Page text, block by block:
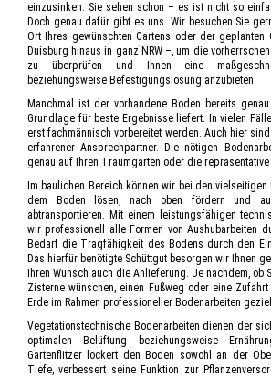
einzusinken. Sie sehen schon – es ist nicht so
Doch genau dafür gibt es uns. Wir besuchen Sie
Ort Ihres gewünschten Gartens oder der geplanten
Duisburg hinaus in ganz NRW –, um die
zu überprüfen und Ihnen eine
beziehungsweise Befestigungslösung anzubieten.
Manchmal ist der vorhandene Boden bereits
Grundlage für beste Ergebnisse liefert. In vielen
erst fachmännisch vorbereitet werden. Auch hier
erfahrener Ansprechpartner. Die nötigen
genau auf Ihren Traumgarten oder die repräsentative
Im baulichen Bereich können wir bei den
dem Boden lösen, nach oben fördern und
abtransportieren. Mit einem leistungsfähigen
wir professionell alle Formen von Aushubarbeiten
Bedarf die Tragfähigkeit des Bodens durch den
Das hierfür benötigte Schüttgut besorgen wir Ihnen
Ihren Wunsch auch die Anlieferung. Je nachdem, ob
Zisterne wünschen, einen Fußweg oder eine
Erde im Rahmen professioneller Bodenarbeiten
Vegetationstechnische Bodenarbeiten dienen der
optimalen Belüftung beziehungsweise
Gartenflitzer lockert den Boden sowohl an der
Tiefe, verbessert seine Funktion zur